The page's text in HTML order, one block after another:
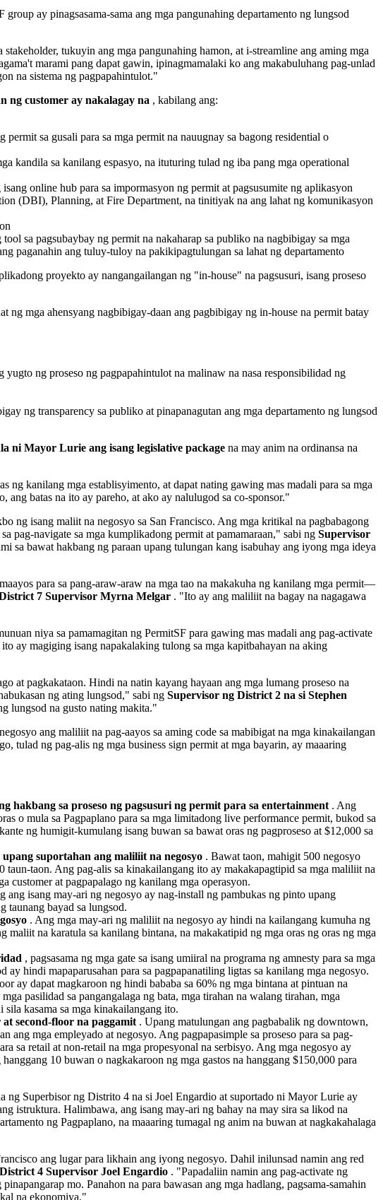
ay pinagsasama-sama ang mga pangunahing departamento ng lungsod
tukuyin ang mga pangunahing hamon, at i-streamline ang aming mga
marami pang dapat gawin, ipinagmamalaki ko ang makabuluhang pag-unlad
na sistema ng pagpapahintulot."
ng customer ay nakalagay na , kabilang ang:
sa gusali para sa mga permit na nauugnay sa bagong residential o
kandila sa kanilang espasyo, na ituturing tulad ng iba pang mga operational
online hub para sa impormasyon ng permit at pagsusumite ng aplikasyon
(DBI), Planning, at Fire Department, na tinitiyak na ang lahat ng komunikasyon
sa pagsubaybay ng permit na nakaharap sa publiko na nagbibigay sa mga
paganahin ang tuluy-tuloy na pakikipagtulungan sa lahat ng departamento
proyekto ay nangangailangan ng "in-house" na pagsusuri, isang proseso
ng mga ahensyang nagbibigay-daan ang pagbibigay ng in-house na permit batay
ng proseso ng pagpapahintulot na malinaw na nasa responsibilidad ng
ng transparency sa publiko at pinapanagutan ang mga departamento ng lungsod
ni Mayor Lurie ang isang legislative package na may anim na ordinansa na
ng kanilang mga establisyimento, at dapat nating gawing mas madali para sa mga
ang batas na ito ay pareho, at ako ay nalulugod sa co-sponsor."
ng isang maliit na negosyo sa San Francisco. Ang mga kritikal na pagbabagong
pag-navigate sa mga kumplikadong permit at pamamaraan," sabi ng Supervisor
sa bawat hakbang ng paraan upang tulungan kang isabuhay ang iyong mga ideya
para sa pang-araw-araw na mga tao na makakuha ng kanilang mga permit—
7 Supervisor Myrna Melgar . "Ito ay ang maliliit na bagay na nagagawa
niya sa pamamagitan ng PermitSF para gawing mas madali ang pag-activate
ay magiging isang napakalaking tulong sa mga kapitbahayan na aking
at pagkakataon. Hindi na natin kayang hayaan ang mga lumang proseso na
ng ating lungsod," sabi ng Supervisor ng District 2 na si Stephen
lungsod na gusto nating makita."
ang maliliit na pag-aayos sa aming code sa mabibigat na mga kinakailangan
tulad ng pag-alis ng mga business sign permit at mga bayarin, ay maaaring
hakbang sa proseso ng pagsusuri ng permit para sa entertainment . Ang
o mula sa Pagpaplano para sa mga limitadong live performance permit, bukod sa
ng humigit-kumulang isang buwan sa bawat oras ng pagproseso at $12,000 sa
suportahan ang maliliit na negosyo . Bawat taon, mahigit 500 negosyo
taun-taon. Ang pag-alis sa kinakailangang ito ay makakapagtipid sa mga maliliit na
customer at pagpapalago ng kanilang mga operasyon.
ang isang may-ari ng negosyo ay nag-install ng pambukas ng pinto upang
taunang bayad sa lungsod.
. Ang mga may-ari ng maliliit na negosyo ay hindi na kailangang kumuha ng
na karatula sa kanilang bintana, na makakatipid ng mga oras ng oras ng mga
, pagsasama ng mga gate sa isang umiiral na programa ng amnesty para sa mga
hindi mapaparusahan para sa pagpapanatiling ligtas sa kanilang mga negosyo.
ay dapat magkaroon ng hindi bababa sa 60% ng mga bintana at pintuan na
pasilidad sa pangangalaga ng bata, mga tirahan na walang tirahan, mga
kasama sa mga kinakailangang ito.
second-floor na paggamit . Upang matulungan ang pagbabalik ng downtown,
ang mga empleyado at negosyo. Ang pagpapasimple sa proseso para sa pag-
sa retail at non-retail na mga propesyonal na serbisyo. Ang mga negosyo ay
10 buwan o nagkakaroon ng mga gastos na hanggang $150,000 para
ng Superbisor ng Distrito 4 na si Joel Engardio at suportado ni Mayor Lurie ay
istruktura. Halimbawa, ang isang may-ari ng bahay na may sira sa likod na
ng Pagpaplano, na maaaring tumagal ng anim na buwan at nagkakahalaga
ang lugar para likhain ang iyong negosyo. Dahil inilunsad namin ang red
District 4 Supervisor Joel Engardio . "Papadaliin namin ang pag-activate ng
mo. Panahon na para bawasan ang mga hadlang, pagsama-samahin
na ekonomiya."